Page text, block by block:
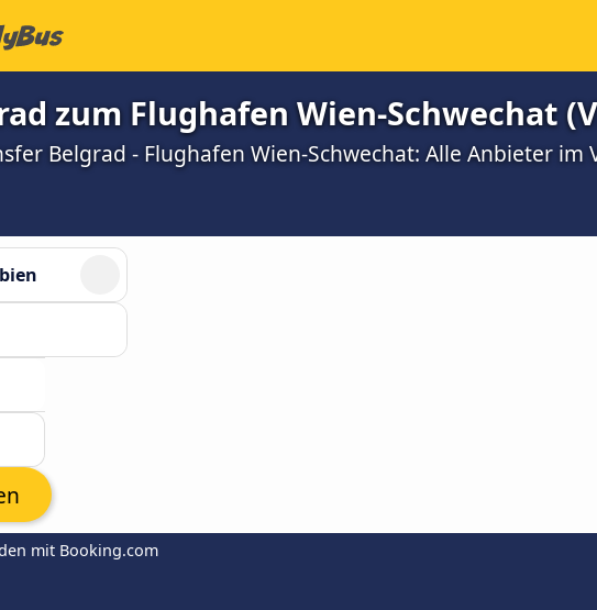
zum Flughafen Wien-Schwechat
Belgrad - Flughafen Wien-Schwechat: Alle Anbieter im
mit Booking.com